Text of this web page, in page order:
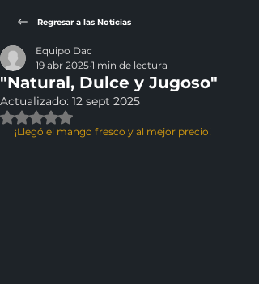
Regresar a las Noticias
"Natural, Dulce y Jugoso"
Equipo Dac
19 abr 2025 1 min de lectura
Actualizado: 12 sept 2025
Obtuvo NaN de 5 estrellas.
¡Llegó el mango fresco y al mejor precio!